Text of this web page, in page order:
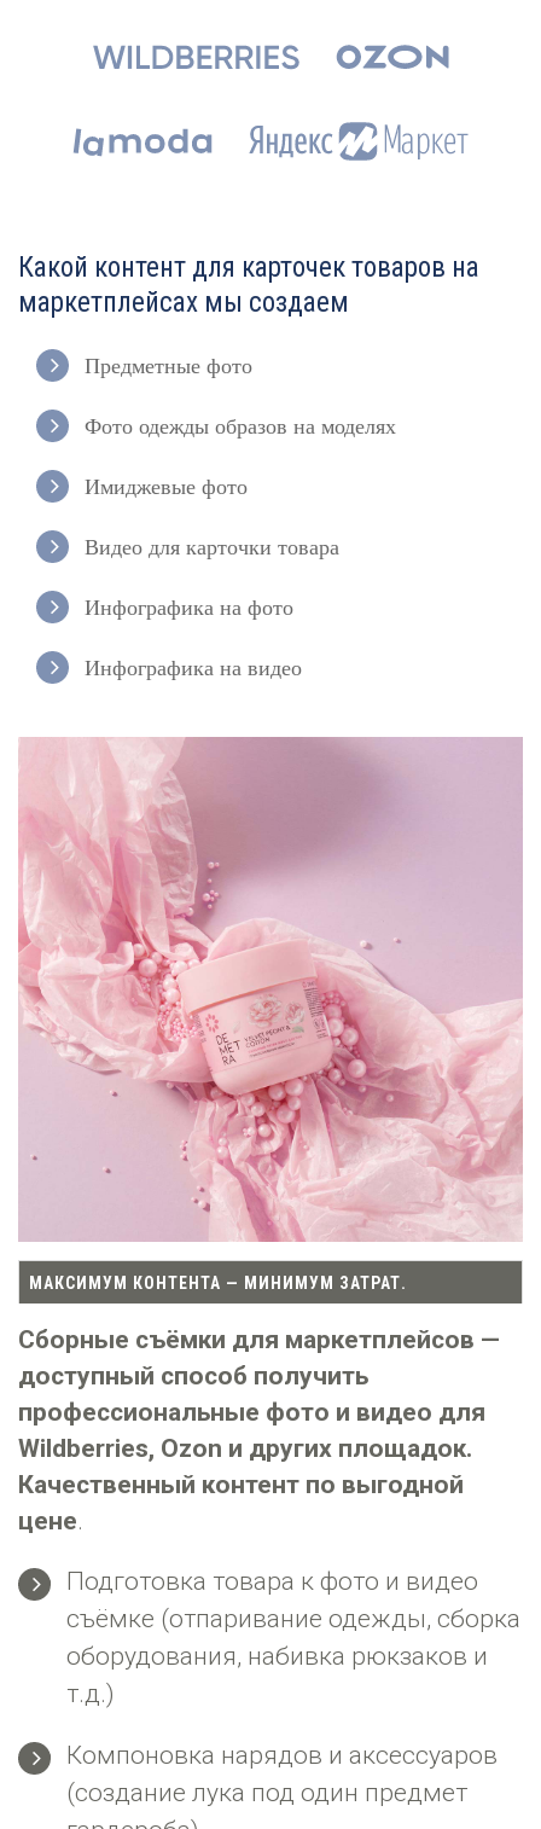
Какой контент для карточек товаров на
маркетплейсах мы создаем
Предметные фото
Фото одежды образов на моделях
Имиджевые фото
Видео для карточки товара
Инфографика на фото
Инфографика на видео
МАКСИМУМ КОНТЕНТА — МИНИМУМ ЗАТРАТ.
Сборные съёмки для маркетплейсов —
доступный способ получить
профессиональные фото и видео для
Wildberries, Ozon и других площадок.
Качественный контент по выгодной
цене.
Подготовка товара к фото и видео
съёмке (отпаривание одежды, сборка
оборудования, набивка рюкзаков и
т.д.)
Компоновка нарядов и аксессуаров
(создание лука под один предмет